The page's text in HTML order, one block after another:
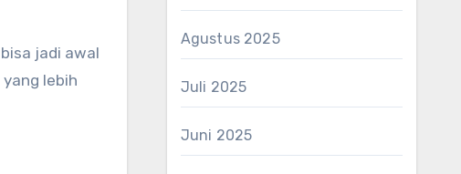
jadi awal
lebih
Agustus 2025
Juli 2025
Juni 2025